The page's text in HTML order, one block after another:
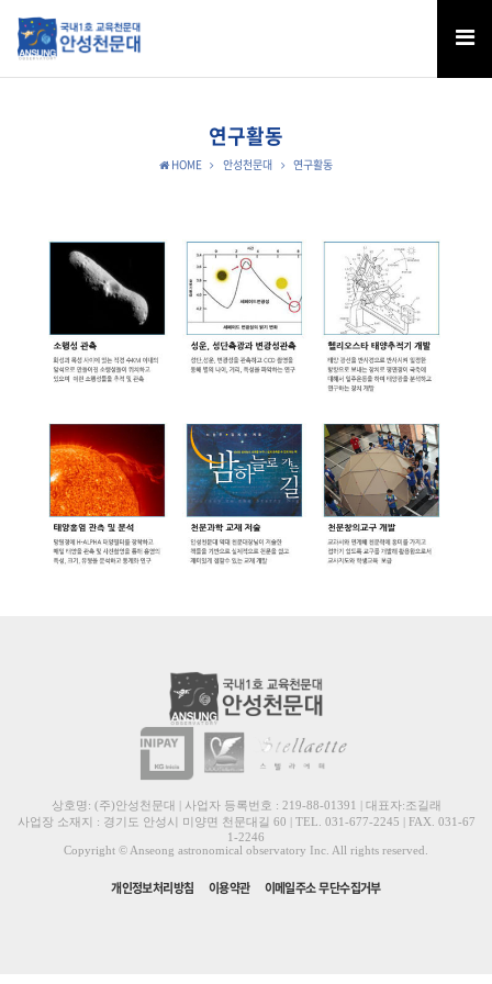
연구활동
HOME 안성천문대 연구활동
상호명: (주)안성천문대 | 사업자 등록번호 : 219-88-01391 | 대표자:조길래
사업장 소재지 : 경기도 안성시 미양면 천문대길 60 | TEL. 031-677-2245 | FAX. 031-67
1-2246
Copyright © Anseong astronomical observatory Inc. All rights reserved.
개인정보처리방침 이용약관 이메일주소 무단수집거부